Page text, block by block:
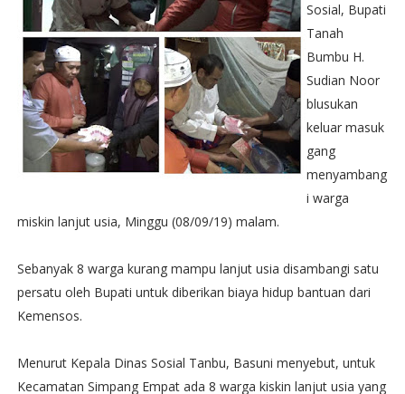
Sosial, Bupati
Tanah
Bumbu H.
Sudian Noor
blusukan
keluar masuk
gang
menyambang
i warga
miskin lanjut usia, Minggu (08/09/19) malam.
Sebanyak 8 warga kurang mampu lanjut usia disambangi satu
persatu oleh Bupati untuk diberikan biaya hidup bantuan dari
Kemensos.
Menurut Kepala Dinas Sosial Tanbu, Basuni menyebut, untuk
Kecamatan Simpang Empat ada 8 warga kiskin lanjut usia yang